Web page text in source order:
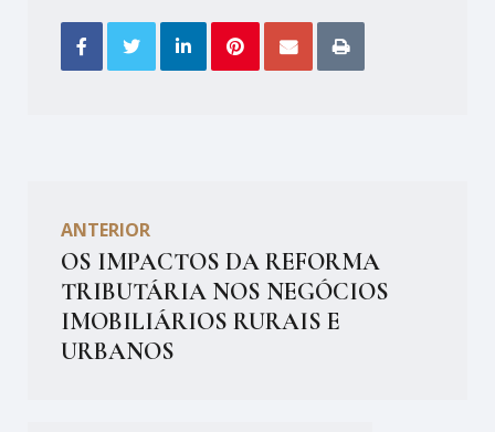
ANTERIOR
OS IMPACTOS DA REFORMA
TRIBUTÁRIA NOS NEGÓCIOS
IMOBILIÁRIOS RURAIS E
URBANOS